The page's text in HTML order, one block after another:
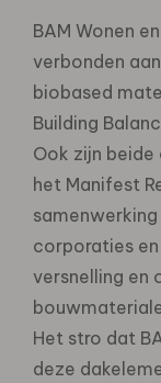
BAM Wonen
verbonden
biobased
Building
Ook zijn
het Manifest
corporaties
versnelling en
Het stro dat
deze